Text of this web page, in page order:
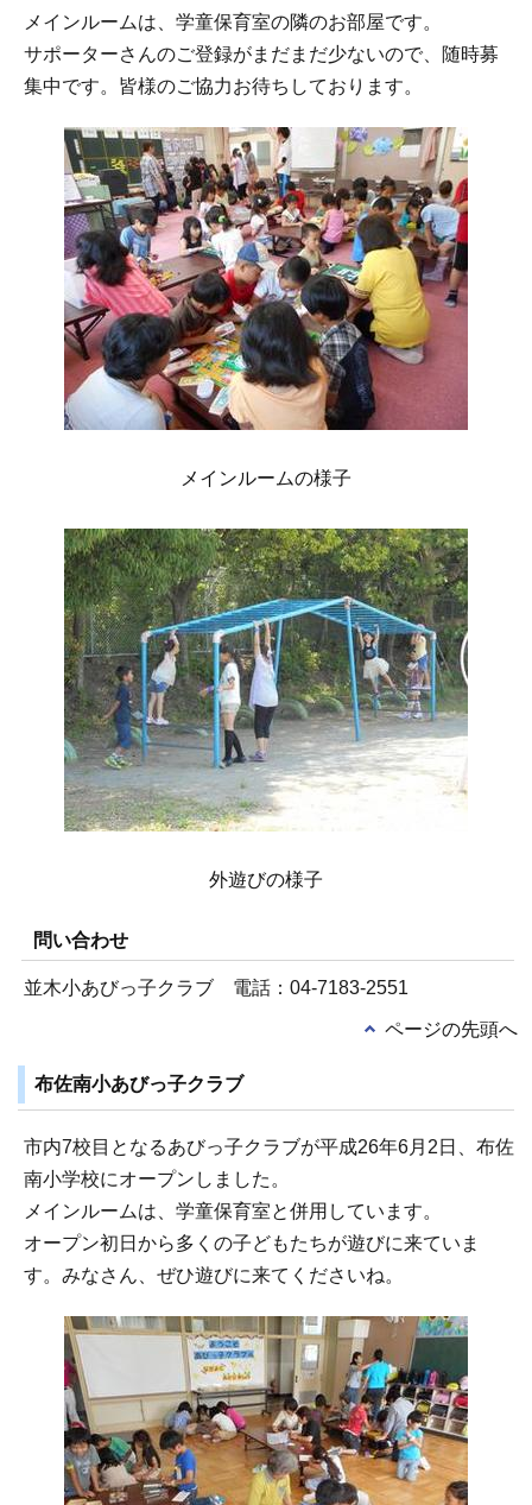
メインルームは、学童保育室の隣のお部屋です。
サポーターさんのご登録がまだまだ少ないので、随時募
集中です。皆様のご協力お待ちしております。
メインルームの様子
外遊びの様子
問い合わせ
並木小あびっ子クラブ 電話：04-7183-2551
ページの先頭へ
布佐南小あびっ子クラブ
市内7校目となるあびっ子クラブが平成26年6月2日、布佐
南小学校にオープンしました。
メインルームは、学童保育室と併用しています。
オープン初日から多くの子どもたちが遊びに来ていま
す。みなさん、ぜひ遊びに来てくださいね。